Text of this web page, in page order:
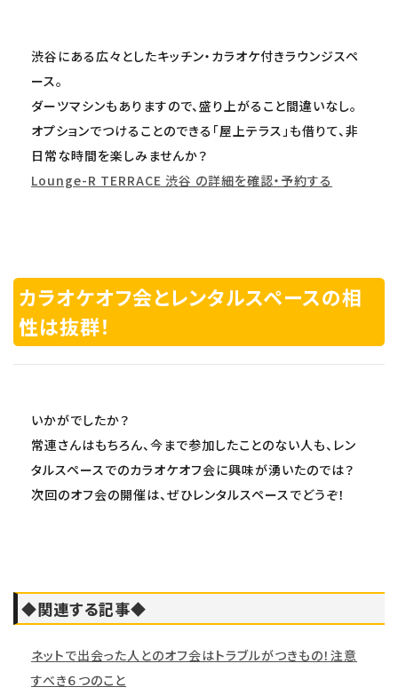
渋谷にある広々としたキッチン・カラオケ付きラウンジスペ
ース。
ダーツマシンもありますので、盛り上がること間違いなし。
オプションでつけることのできる「屋上テラス」も借りて、非
日常な時間を楽しみませんか？
Lounge-R TERRACE 渋谷 の詳細を確認・予約する
カラオケオフ会とレンタルスペースの相
性は抜群！
いかがでしたか？
常連さんはもちろん、今まで参加したことのない人も、レン
タルスペースでのカラオケオフ会に興味が湧いたのでは？
次回のオフ会の開催は、ぜひレンタルスペースでどうぞ！
◆関連する記事◆
ネットで出会った人とのオフ会はトラブルがつきもの！注意
すべき６つのこと